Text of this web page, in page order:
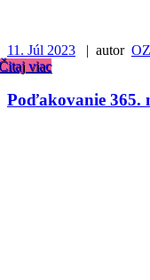
11. Júl 2023 | autor
viac
Poďakovanie 365.